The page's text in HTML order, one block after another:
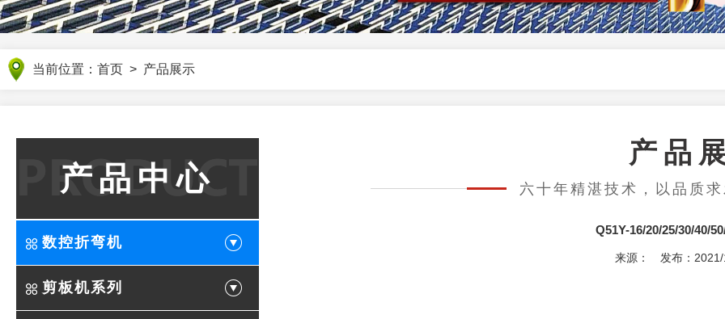
当前位置： 首页 > 产品展示
产品中心
数控折弯机
剪板机系列
产品
六十年精湛技术，以品质
Q51Y-16/20/25/30/40/
来源： 发布：2021/